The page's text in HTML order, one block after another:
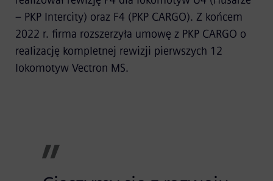
– PKP Intercity) oraz F4 (PKP CARGO). Z końcem
2022 r. firma rozszerzyła umowę z PKP CARGO o
realizację kompletnej rewizji pierwszych 12
lokomotyw Vectron MS.